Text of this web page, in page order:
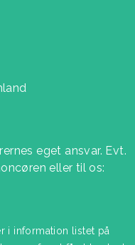
eget ansvar. Evt.
eller til os:
i information listet på